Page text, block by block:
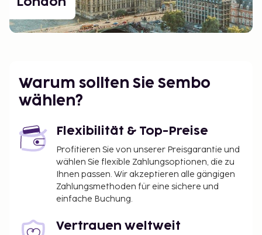
Warum sollten Sie Sembo
wählen?
Flexibilität & Top-Preise
Profitieren Sie von unserer Preisgarantie und
wählen Sie flexible Zahlungsoptionen, die zu
Ihnen passen. Wir akzeptieren alle gängigen
Zahlungsmethoden für eine sichere und
einfache Buchung.
Vertrauen weltweit